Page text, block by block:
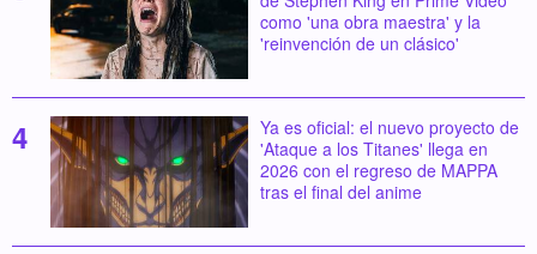
como 'una obra maestra' y la
'reinvención de un clásico'
Ya es oficial: el nuevo proyecto de
'Ataque a los Titanes' llega en
2026 con el regreso de MAPPA
tras el final del anime